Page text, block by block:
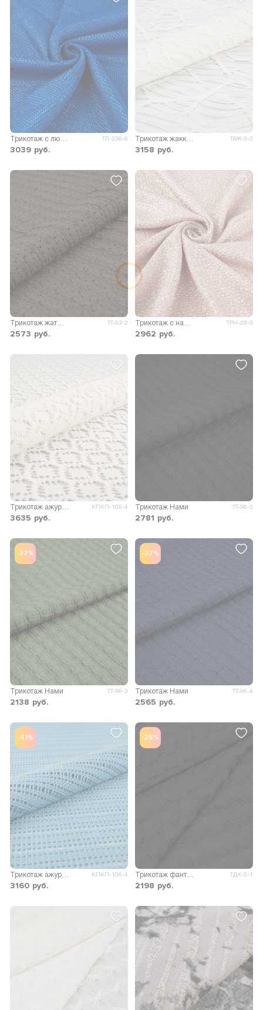
Трикотаж с люрексом Сапфир ТЛ-238-6
3039 руб.
Трикотаж жаккард Карабелла ТАЖ-3-2
3158 руб.
ТТ-93-2
2573 руб.
ТРН-29-3
2962 руб.
КПКП-105-4
3635 руб.
Трикотаж Нами ТТ-96-5
2781 руб.
-37%
Трикотаж Нами ТТ-96-3
2138 руб.
-37%
Трикотаж Нами ТТ-96-4
2565 руб.
-41%
Трикотаж ажурный Лесси КПКП-106-4
3160 руб.
-28%
Трикотаж фантазийный Лейла ТДК-5-1
2198 руб.